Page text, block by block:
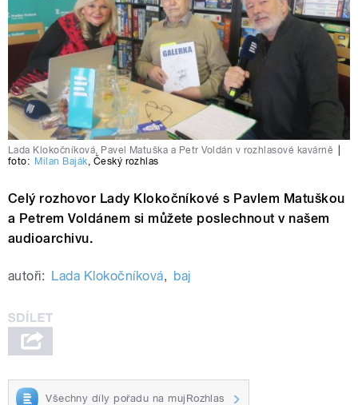
Lada Klokočníková, Pavel Matuška a Petr Voldán v rozhlasové kavárně
foto: Milan Baják Český rozhlas
Celý rozhovor Lady Klokočníkové s Pavlem Matuškou
a Petrem Voldánem si můžete poslechnout v našem
audioarchivu.
autoři: Lada Klokočníková, baj
Všechny díly pořadu na mujRozhlas